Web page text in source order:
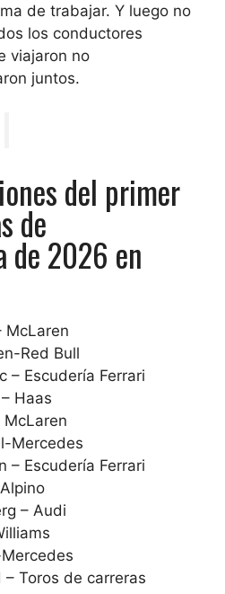
de trabajar. Y luego no
los conductores
viajaron no
juntos.
del primer
de
de 2026 en
McLaren
Red Bull
– Escudería Ferrari
Haas
McLaren
Mercedes
– Escudería Ferrari
– Audi
Toros de carreras